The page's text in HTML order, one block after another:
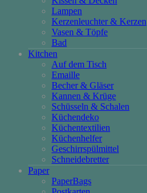
Lampen
Kerzenleuchter & Kerzen
Vasen & Töpfe
Bad
Kitchen
Auf dem Tisch
Emaille
Becher & Gläser
Kannen & Krüge
Schüsseln & Schalen
Küchendeko
Küchentextilien
Küchenhelfer
Geschirrspülmittel
Schneidebretter
Paper
PaperBags